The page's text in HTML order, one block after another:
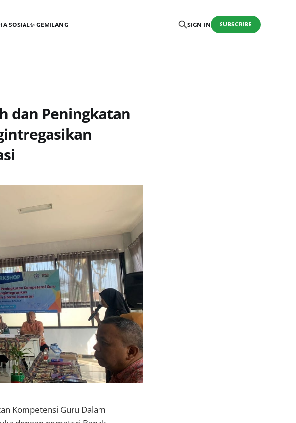
SOSIAL✨ GEMILANG SIGN IN SUBSCRIBE
dan Peningkatan
Kompetensi Guru Dalam